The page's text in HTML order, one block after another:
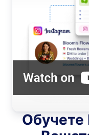
отговори,
да се учи от
и дори
предоставя по-
Търсете във
Instagram Agent Train
Категории за